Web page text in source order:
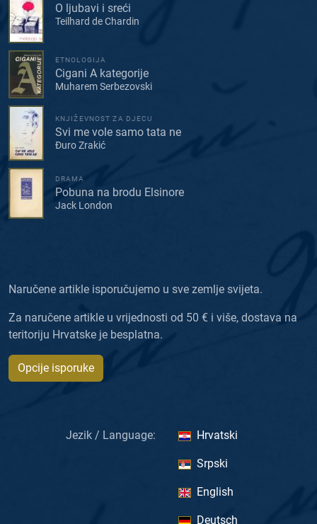
O ljubavi i sreći
Teilhard de Chardin
ETNOLOGIJA
Cigani A kategorije
Muharem Serbezovski
KNJIŽEVNOST ZA DJECU
Svi me vole samo tata ne
Đuro Zrakić
DRAMA
Pobuna na brodu Elsinore
Jack London
Naručene artikle isporučujemo u sve zemlje svijeta.
Za naručene artikle u vrijednosti od 50 € i više, dostava na
teritoriju Hrvatske je besplatna.
Opcije isporuke
Jezik / Language: Hrvatski
Srpski
English
Deutsch